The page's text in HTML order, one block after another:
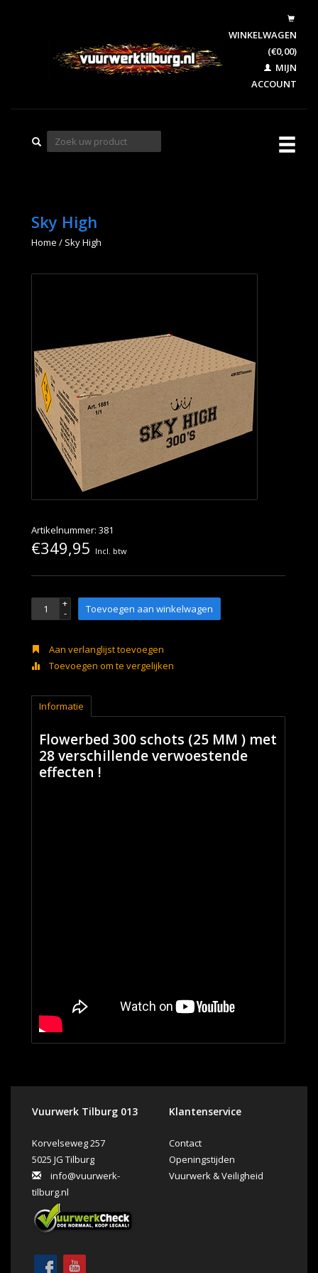
WINKELWAGEN
(€0,00)
MIJN
ACCOUNT
Sky High
Home / Sky High
Artikelnummer: 381
€349,95 Incl. btw
+
- Toevoegen aan winkelwagen
Aan verlanglijst toevoegen
Toevoegen om te vergelijken
Informatie
Flowerbed 300 schots (25 MM ) met
28 verschillende verwoestende
effecten !
Vuurwerk Tilburg 013
Korvelseweg 257
5025 JG Tilburg
info@vuurwerk-
tilburg.nl
Klantenservice
Contact
Openingstijden
Vuurwerk & Veiligheid